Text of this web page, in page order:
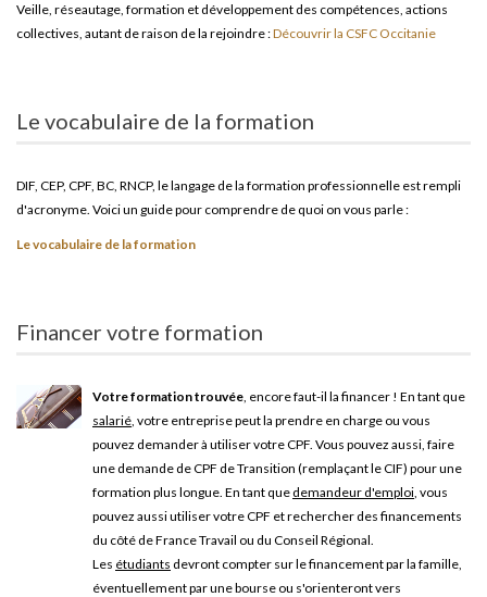
Veille, réseautage, formation et développement des compétences, actions
collectives, autant de raison de la rejoindre :Découvrir la CSFC Occitanie
Le vocabulaire de la formation
DIF, CEP, CPF, BC, RNCP, le langage de la formation professionnelle est rempli
d'acronyme. Voici un guide pour comprendre de quoi on vous parle :
Le vocabulaire de la formation
Financer votre formation
Votre formation trouvée, encore faut-il la financer ! En tant que
salarié, votre entreprise peut la prendre en charge ou vous
pouvez demander à utiliser votre CPF. Vous pouvez aussi, faire
une demande de CPF de Transition (remplaçant le CIF) pour une
formation plus longue. En tant que demandeur d'emploi, vous
pouvez aussi utiliser votre CPF et rechercher des financements
du côté de France Travail ou du Conseil Régional.
Les étudiants devront compter sur le financement par la famille,
éventuellement par une bourse ou s'orienteront vers